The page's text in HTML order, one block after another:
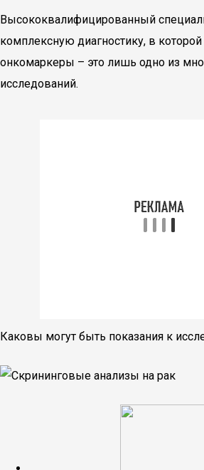
Высококвалифицированный
комплексную диагностику, в
онкомаркеры – это лишь одно из
исследований.
Каковы могут быть показания к